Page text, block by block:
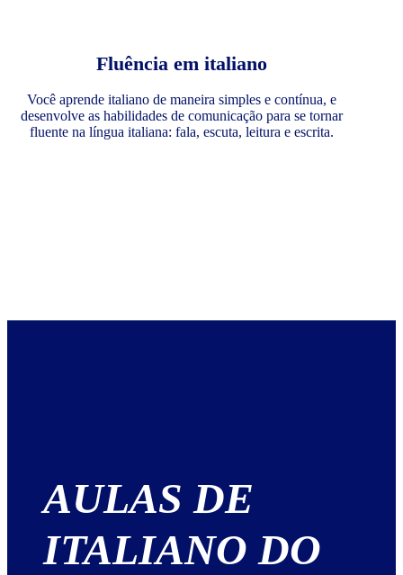
Fluência em italiano
Você aprende italiano de maneira simples e contínua, e
desenvolve as habilidades de comunicação para se tornar
fluente na língua italiana: fala, escuta, leitura e escrita.
AULAS DE
ITALIANO DO